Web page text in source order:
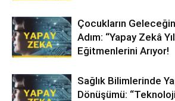
Çocukların
Adım: “Yapay Zekâ
Eğitmenlerini Arıyor!
Sağlık Bilimlerinde
Dönüşümü: